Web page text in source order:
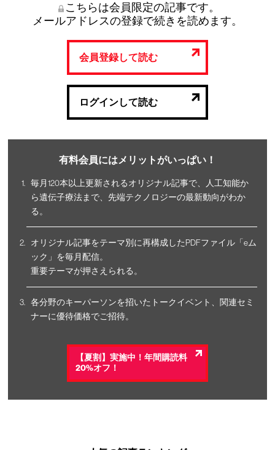
こちらは会員限定の記事です。
メールアドレスの登録で続きを読めます。
会員登録して読む
ログインして読む
有料会員にはメリットがいっぱい！
毎月120本以上更新されるオリジナル記事で、人工知能か
ら遺伝子療法まで、先端テクノロジーの最新動向がわか
る。
オリジナル記事をテーマ別に再構成したPDFファイル「eム
ック」を毎月配信。
重要テーマが押さえられる。
各分野のキーパーソンを招いたトークイベント、関連セミ
ナーに優待価格でご招待。
【夏割】実施中！年間購読料
20%オフ！